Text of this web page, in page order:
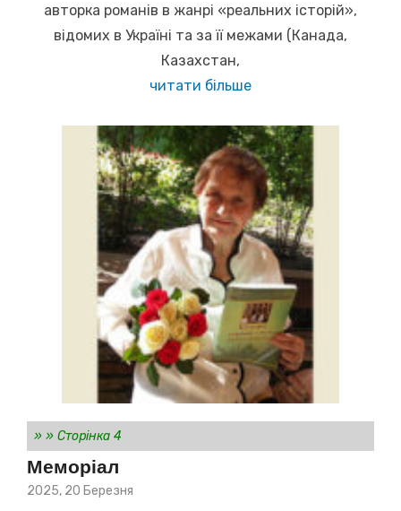
авторка романів в жанрі «реальних історій»,
відомих в Україні та за її межами (Канада,
Казахстан,
читати більше
» » Сторінка 4
Меморіал
Posted
2025, 20 Березня